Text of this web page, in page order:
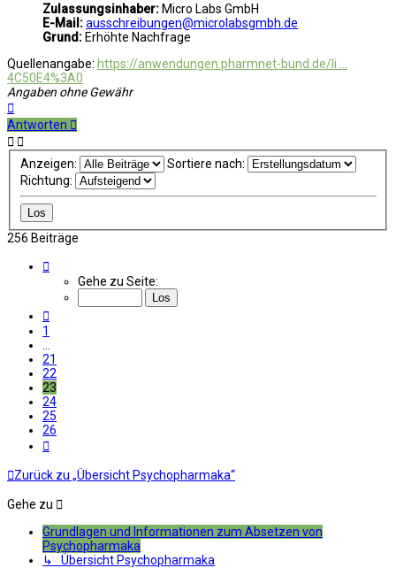
Zulassungsinhaber: Micro Labs GmbH
E-Mail:ausschreibungen@microlabsgmbh.de
Grund: Erhöhte Nachfrage
Quellenangabe: https://anwendungen.pharmnet-bund.de/li ...
4C50E4%3A0
Angaben ohne Gewähr
oben
Antworten
Anzeigen:
Sortiere nach:
Richtung:
256 Beiträge
von
Gehe zu Seite:
1
…
21
22
23
24
25
26
Zurück zu „Übersicht Psychopharmaka“
Gehe zu
Grundlagen und Informationen zum Absetzen von
Psychopharmaka
↳ Übersicht Psychopharmaka